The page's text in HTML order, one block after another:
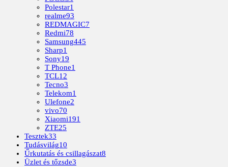
Polestar1
realme93
REDMAGIC7
Redmi78
Samsung445
Sharp1
Sony19
T Phone1
TCL12
Tecno3
Telekom1
Ulefone2
vivo70
Xiaomi191
ZTE25
Tesztek33
Tudásvilág10
Űrkutatás és csillagászat8
Üzlet és tőzsde3